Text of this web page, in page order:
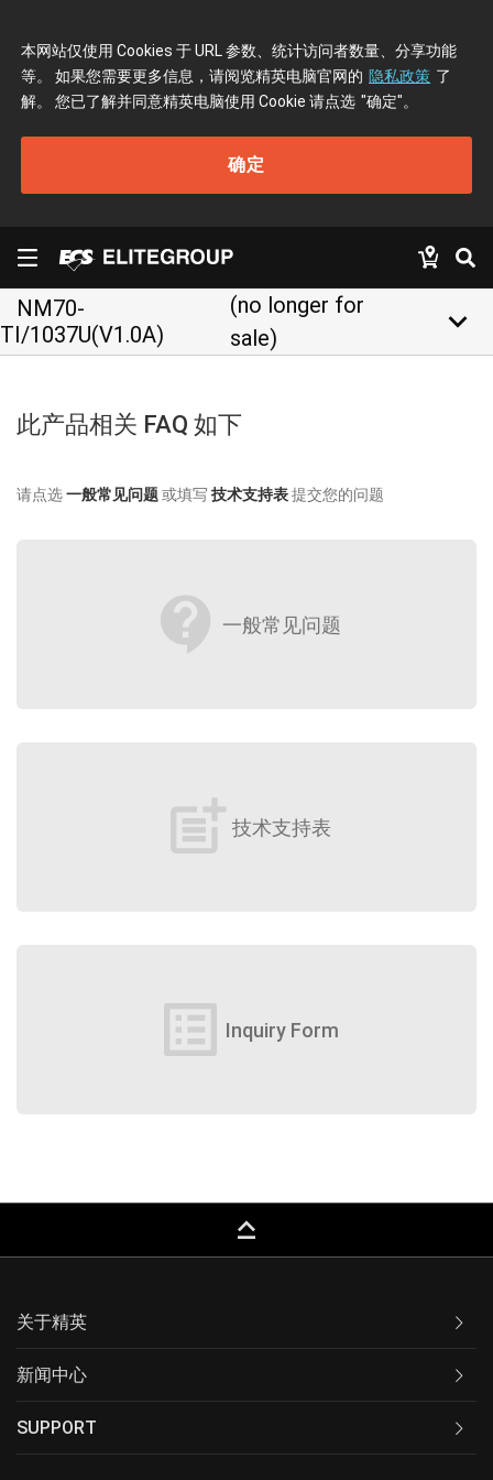
本网站仅使用 Cookies 于 URL 参数、统计访问者数量、分享功能
等。 如果您需要更多信息，请阅览精英电脑官网的 隐私政策 了
解。 您已了解并同意精英电脑使用 Cookie 请点选 "确定"。
确定
NM70-
TI/1037U(V1.0A)
(no longer for
sale)
keyboard_arrow_down
此产品相关 FAQ 如下
请点选一般常见问题或填写 技术支持表提交您的问题
contact_support 一般常见问题
post_add 技术支持表
list_alt Inquiry Form
keyboard_capslock
关于精英
新闻中心
SUPPORT